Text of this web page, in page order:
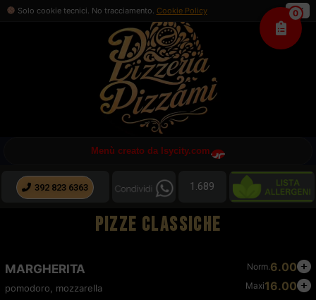
Menù creato da Isycity.com
392 823 6363 1.689
Solo cookie tecnici. No tracciamento. Cookie Policy OK
0
PIZZE CLASSICHE
MARGHERITA
pomodoro, mozzarella
Norm.6.00
Maxi16.00